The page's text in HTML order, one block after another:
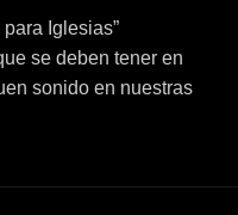
Iglesias”
se deben tener en
sonido en nuestras